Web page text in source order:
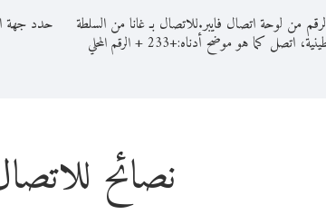
من لوحة اتصال فايبر.للاتصال بـ غانا من السلطة
اتصل كما هو موضح أدناه:+
233
+الرقم المحلي
حدد جهة
نصائح